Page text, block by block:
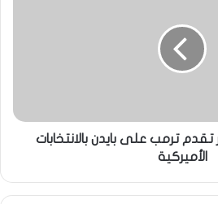
ترمب على بايدن بالانتخابات
الأميركية